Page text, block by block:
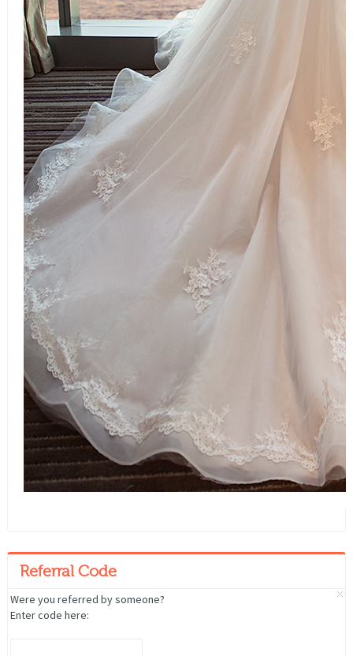
Referral Code
Were you referred by someone?
Enter code here: